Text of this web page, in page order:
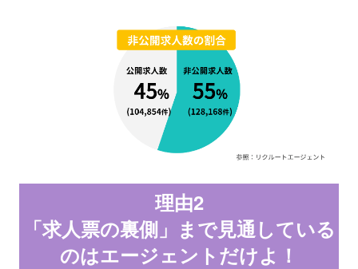
理由2
「求人票の裏側」まで見通している
のはエージェントだけよ！